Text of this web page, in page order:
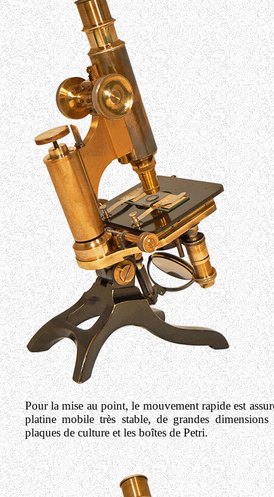
Pour la mise au point, le mouvement rapide est
platine mobile très stable, de grandes
plaques de culture et les boîtes de Petri.